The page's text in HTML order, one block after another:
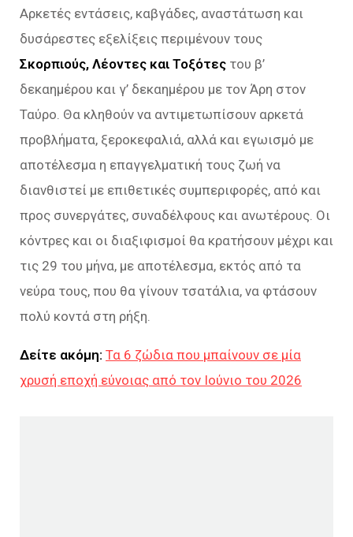
Αρκετές εντάσεις, καβγάδες, αναστάτωση και
δυσάρεστες εξελίξεις περιμένουν τους
Σκορπιούς, Λέοντες και Τοξότες του β’
δεκαημέρου και γ’ δεκαημέρου με τον Άρη στον
Ταύρο. Θα κληθούν να αντιμετωπίσουν αρκετά
προβλήματα, ξεροκεφαλιά, αλλά και εγωισμό με
αποτέλεσμα η επαγγελματική τους ζωή να
διανθιστεί με επιθετικές συμπεριφορές, από και
προς συνεργάτες, συναδέλφους και ανωτέρους. Οι
κόντρες και οι διαξιφισμοί θα κρατήσουν μέχρι και
τις 29 του μήνα, με αποτέλεσμα, εκτός από τα
νεύρα τους, που θα γίνουν τσατάλια, να φτάσουν
πολύ κοντά στη ρήξη.
Δείτε ακόμη: Τα 6 ζώδια που μπαίνουν σε μία
χρυσή εποχή εύνοιας από τον Ιούνιο του 2026